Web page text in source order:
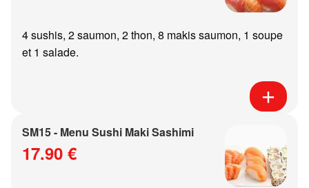
4 sushis, 2 saumon, 2 thon, 8 makis saumon, 1 soupe
et 1 salade.
SM15 - Menu Sushi Maki Sashimi
17.90 €